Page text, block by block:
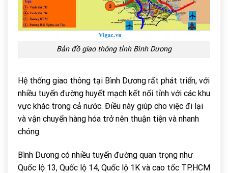
Bản đồ giao thông tỉnh Bình Dương
Hệ thống giao thông tại Bình Dương rất phát triển, với
nhiều tuyến đường huyết mạch kết nối tỉnh với các khu
vực khác trong cả nước. Điều này giúp cho việc đi lại
và vận chuyển hàng hóa trở nên thuận tiện và nhanh
chóng.
Bình Dương có nhiều tuyến đường quan trọng như
Quốc lộ 13, Quốc lộ 14, Quốc lộ 1K và cao tốc TP.HCM